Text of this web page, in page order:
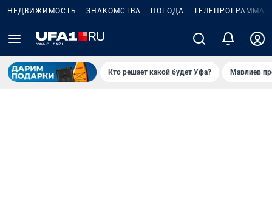
НЕДВИЖИМОСТЬ ЗНАКОМСТВА ПОГОДА ТЕЛЕПРОГРАММА
Кто решает какой будет Уфа? Мавлиев